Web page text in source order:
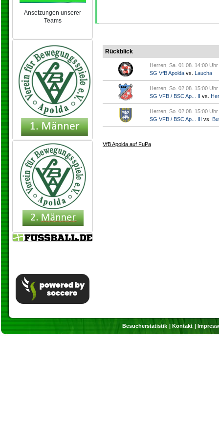
Ansetzungen unserer
Teams
Rückblick
Herren, Sa. 01.08. 14:00 Uhr
SG VfB Apolda vs. Laucha
Herren, So. 02.08. 15:00 Uhr
SG VFB / BSC Ap... II vs.
Herren, So. 02.08. 15:00 Uhr
SG VFB / BSC Ap... III vs.
VfB Apolda auf FuPa
Besucherstatistik Kontakt